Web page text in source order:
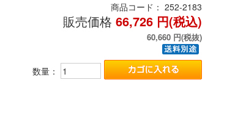
商品コード： 252-2183
販売価格 66,726 円(税込)
60,660 円(税抜)
数量：